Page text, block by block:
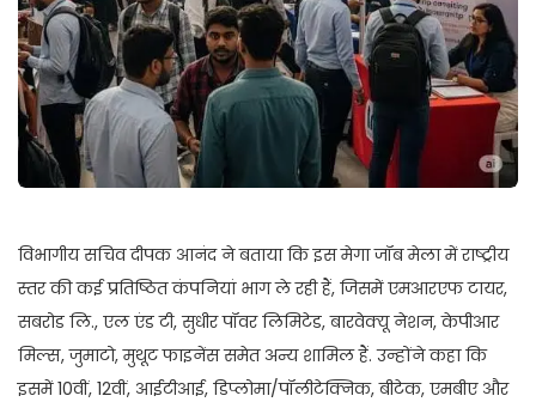
विभागीय सचिव दीपक आनंद ने बताया कि इस मेगा जॉब मेला में राष्ट्रीय
स्तर की कई प्रतिष्ठित कंपनियां भाग ले रही हैं, जिसमें एमआरएफ टायर,
सबरोड लि., एल एंड टी, सुधीर पॉवर लिमिटेड, बारवेक्यू नेशन, केपीआर
मिल्स, जुमाटो, मुथूट फाइनेंस समेत अन्य शामिल हैं. उन्होंने कहा कि
इसमें 10वीं, 12वीं, आईटीआई, डिप्लोमा/पॉलीटेक्निक, बीटेक, एमबीए और